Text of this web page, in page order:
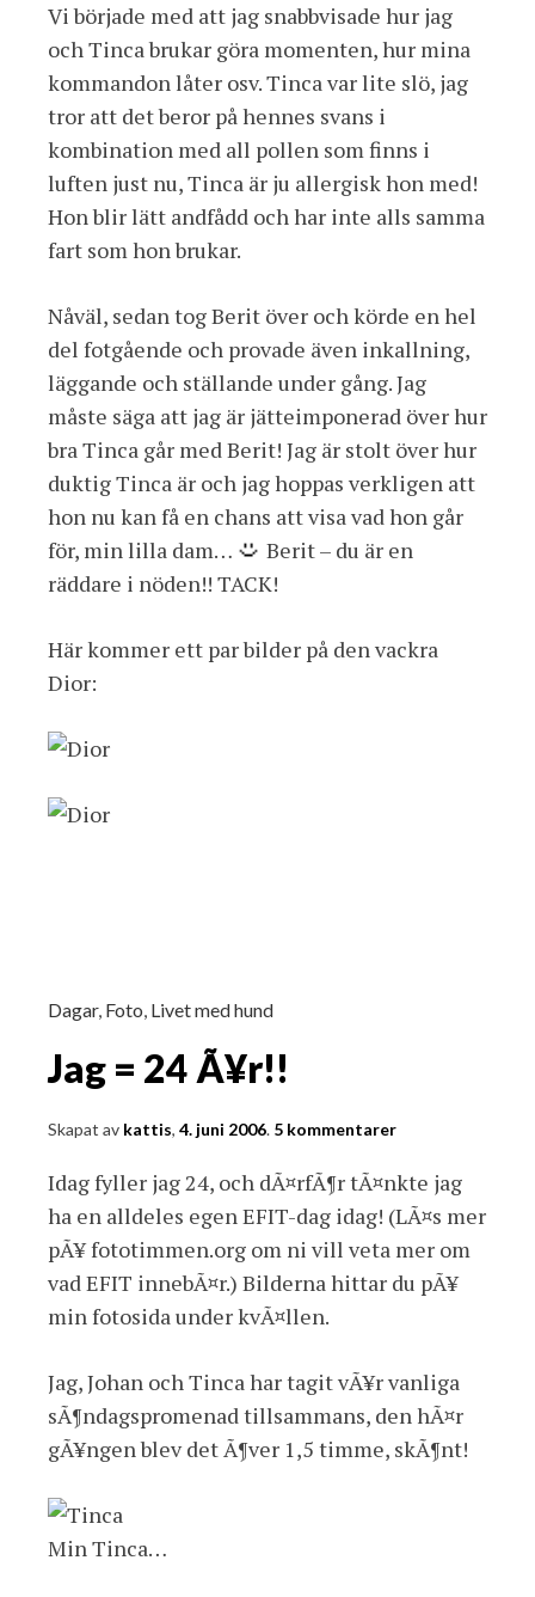
Vi började med att jag snabbvisade hur jag
och Tinca brukar göra momenten, hur mina
kommandon låter osv. Tinca var lite slö, jag
tror att det beror på hennes svans i
kombination med all pollen som finns i
luften just nu, Tinca är ju allergisk hon med!
Hon blir lätt andfådd och har inte alls samma
fart som hon brukar.
Nåväl, sedan tog Berit över och körde en hel
del fotgående och provade även inkallning,
läggande och ställande under gång. Jag
måste säga att jag är jätteimponerad över hur
bra Tinca går med Berit! Jag är stolt över hur
duktig Tinca är och jag hoppas verkligen att
hon nu kan få en chans att visa vad hon går
för, min lilla dam…
Berit – du är en
räddare i nöden!! TACK!
Här kommer ett par bilder på den vackra
Dior:
Dagar, Foto, Livet med hund
Jag = 24 Ã¥r!!
Skapat av kattis, 4. juni 2006. 5 kommentarer
Idag fyller jag 24, och dÃ¤rfÃ¶r tÃ¤nkte jag
ha en alldeles egen EFIT-dag idag! (LÃ¤s mer
pÃ¥ fototimmen.org om ni vill veta mer om
vad EFIT innebÃ¤r.) Bilderna hittar du pÃ¥
min fotosida under kvÃ¤llen.
Jag, Johan och Tinca har tagit vÃ¥r vanliga
sÃ¶ndagspromenad tillsammans, den hÃ¤r
gÃ¥ngen blev det Ã¶ver 1,5 timme, skÃ¶nt!
Min Tinca…